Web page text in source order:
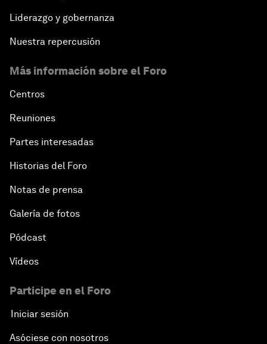
Liderazgo y gobernanza
Nuestra repercusión
Más información sobre el Foro
Centros
Reuniones
Partes interesadas
Historias del Foro
Notas de prensa
Galería de fotos
Pódcast
Vídeos
Participe en el Foro
Iniciar sesión
Asóciese con nosotros